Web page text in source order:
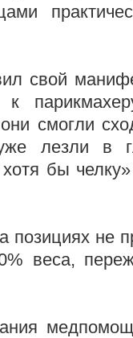
свой
к
смогли
лезли в
бы
позициях не
веса,